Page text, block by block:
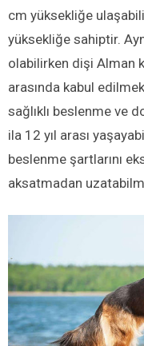
cm yüksekliğe
yüksekliğe sahiptir.
olabilirken dişi Alman
arasında kabul
sağlıklı beslenme ve
ila 12 yıl arası
beslenme şartlarını
aksatmadan